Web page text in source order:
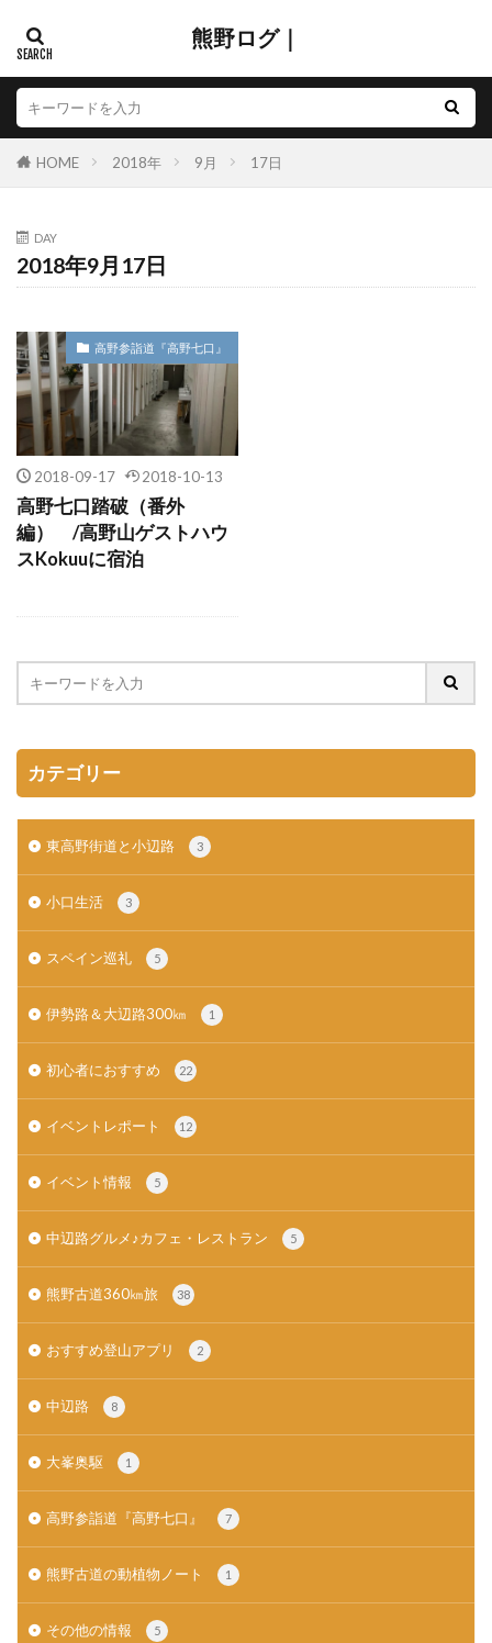
熊野ログ｜
HOME 2018年 9月 17日
DAY
2018年9月17日
高野参詣道『高野七口』
2018-09-17 2018-10-13
高野七口踏破（番外
編） /高野山ゲストハウ
スKokuuに宿泊
カテゴリー
東高野街道と小辺路 3
小口生活 3
スペイン巡礼 5
伊勢路＆大辺路300㎞ 1
初心者におすすめ 22
イベントレポート 12
イベント情報 5
中辺路グルメ♪カフェ・レストラン 5
熊野古道360㎞旅 38
おすすめ登山アプリ 2
中辺路 8
大峯奥駆 1
高野参詣道『高野七口』 7
熊野古道の動植物ノート 1
その他の情報 5